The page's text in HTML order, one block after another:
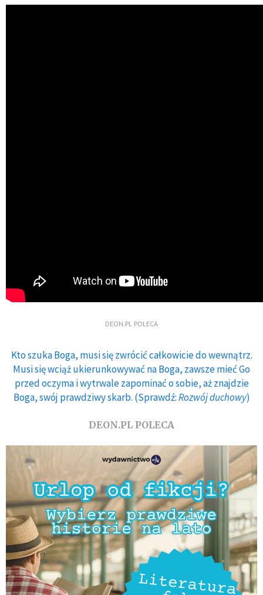
DEON.PL POLECA
Kto szuka Boga, musi się zwrócić całkowicie do wewnątrz.
Musi się wciąż ukierunkowywać na Boga, zawsze mieć Go
przed oczyma i wytrwale zapominać o sobie, aż znajdzie
Boga, swój prawdziwy skarb. (Sprawdź:Rozwój duchowy)
DEON.PL POLECA